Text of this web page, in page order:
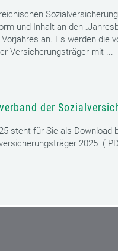
und Inhalt an den
Versicherungsträger mit ...
2025 (